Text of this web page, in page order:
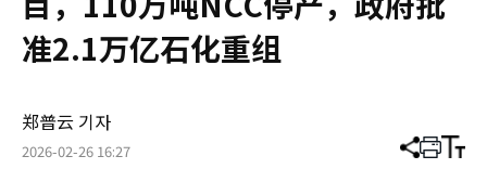
准2.1万亿石化重组
郑普云 기자
2026-02-26 16:27 分 打 调